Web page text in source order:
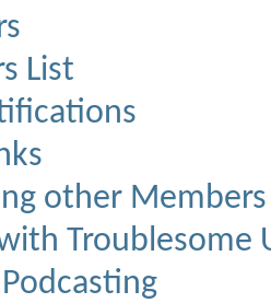
List
other Members
Troublesome
Podcasting